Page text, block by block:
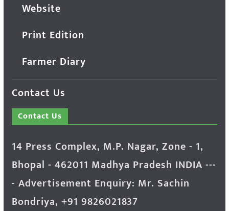
Website
Print Edition
Farmer Diary
Contact Us
Contact Us
14 Press Complex, M.P. Nagar, Zone - 1,
Bhopal - 462011 Madhya Pradesh INDIA ---
- Advertisement Enquiry: Mr. Sachin
Bondriya, +91 9826021837